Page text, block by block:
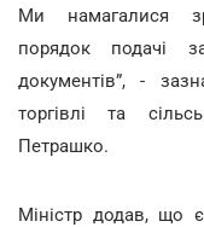
Ми намагалися
порядок подачі
документів”, -
торгівлі та
Петрашко.
Міністр додав, що